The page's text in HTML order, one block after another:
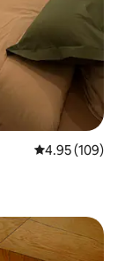
レビュー109
4.95 (109)